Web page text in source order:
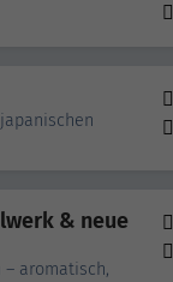
& neue
aromatisch,